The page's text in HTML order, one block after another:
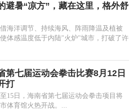
避暑“凉方”，藏在这里，格外舒
海洋调节、持续海风、阵雨降温及植被
体感温度低于内陆"火炉"城市，打破了许
第七届运动会拳击比赛8月12日
打
15日，海南省第七届运动会拳击项目将
体育馆火热开战。...